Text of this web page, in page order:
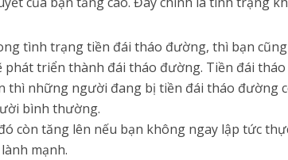
tình trạng tiền đái tháo đường, thì bạn
phát triển thành đái tháo đường. Tiền đái
thì những người đang bị tiền đái tháo đường
bình thường.
còn tăng lên nếu bạn không ngay lập tức
mạnh.